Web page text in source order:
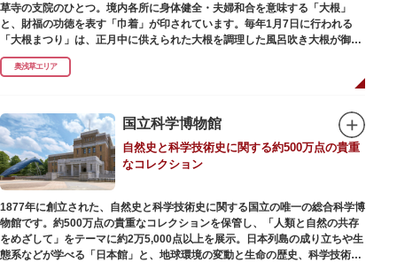
草寺の支院のひとつ。境内各所に身体健全・夫婦和合を意味する「大根」
と、財福の功徳を表す「巾着」が印されています。毎年1月7日に行われる
「大根まつり」は、正月中に供えられた大根を調理した風呂吹き大根が御神
酒とともに参拝者に振る舞われるイベント。聖天様のお下がりの大根をいた
だくことで、心身健康のご利益があるそうです。
養する最高の祈祷法。心願成就の力があると考えられており、依頼すると7
日間毎朝祈祷していただけます。また、浅草名所七福神のひとつとしても知
られ、毘沙門天が祀られています。
奥浅草エリア
国立科学博物館
自然史と科学技術史に関する約500万点の貴重
なコレクション
1877年に創立された、自然史と科学技術史に関する国立の唯一の総合科学博
物館です。約500万点の貴重なコレクションを保管し、「人類と自然の共存
をめざして」をテーマに約2万5,000点以上を展示。日本列島の成り立ちや生
態系などが学べる「日本館」と、地球環境の変動と生命の歴史、科学技術の